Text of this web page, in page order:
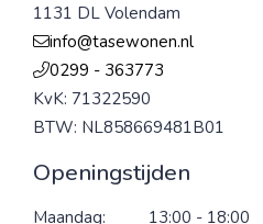
1131 DL Volendam
info@tasewonen.nl
0299 - 363773
KvK: 71322590
BTW: NL858669481B01
Openingstijden
Maandag:
13:00 - 18:00